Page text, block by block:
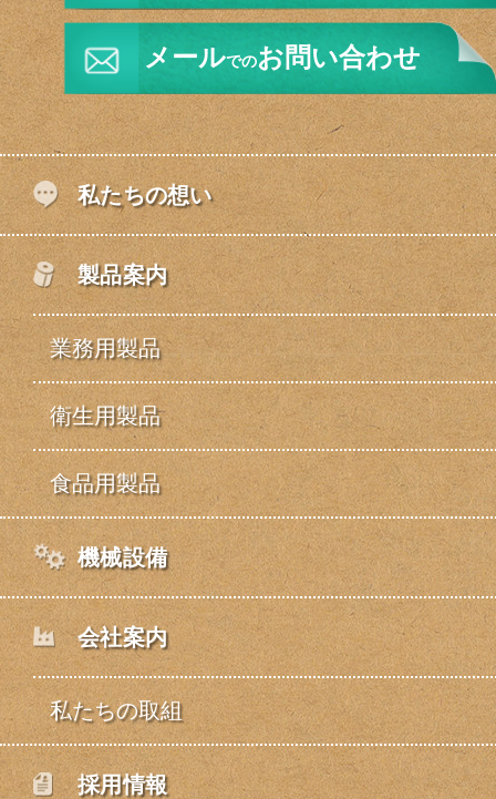
メールでのお問い合わせ
私たちの想い
製品案内
業務用製品
衛生用製品
食品用製品
機械設備
会社案内
私たちの取組
採用情報